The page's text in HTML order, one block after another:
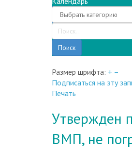
Поиск
Размер шрифта: + –
Подписаться на эту
Печать
Утвержден
ВМП, не